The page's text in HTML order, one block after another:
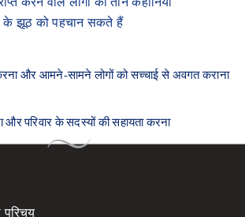
के झूठ को पहचान सकते हैं
और आमने-सामने लोगों को सच्चाई से अवगत कराना
परिवार के सदस्यों की सहायता करना